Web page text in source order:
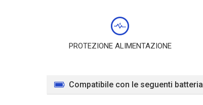
PROTEZIONE ALIMENTAZIONE
Compatibile con le seguenti batteria